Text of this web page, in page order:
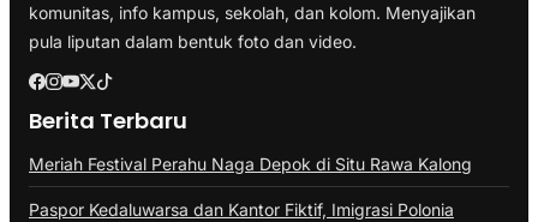
komunitas, info kampus, sekolah, dan kolom. Menyajikan
pula liputan dalam bentuk foto dan video.
Berita Terbaru
Meriah Festival Perahu Naga Depok di Situ Rawa Kalong
Paspor Kedaluwarsa dan Kantor Fiktif, Imigrasi Polonia